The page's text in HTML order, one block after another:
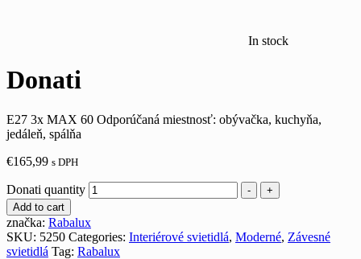
In stock
Donati
E27 3x MAX 60 Odporúčaná miestnosť: obývačka, kuchyňa,
jedáleň, spálňa
€165,99 s DPH
Donati quantity -
+
Add to cart
značka: Rabalux
SKU: 5250 Categories: Interiérové svietidlá, Moderné, Závesné
svietidlá Tag: Rabalux